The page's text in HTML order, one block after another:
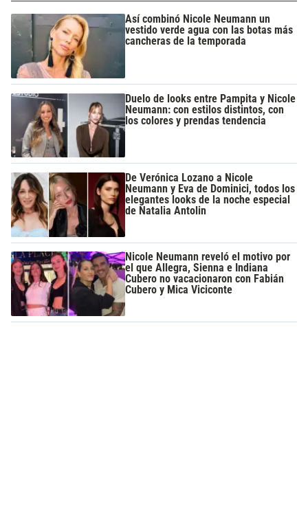
Así combinó Nicole Neumann un
vestido verde agua con las botas más
cancheras de la temporada
Duelo de looks entre Pampita y Nicole
Neumann: con estilos distintos, con
los colores y prendas tendencia
De Verónica Lozano a Nicole
Neumann y Eva de Dominici, todos los
elegantes looks de la noche especial
de Natalia Antolin
Nicole Neumann reveló el motivo por
el que Allegra, Sienna e Indiana
Cubero no vacacionaron con Fabián
Cubero y Mica Viciconte